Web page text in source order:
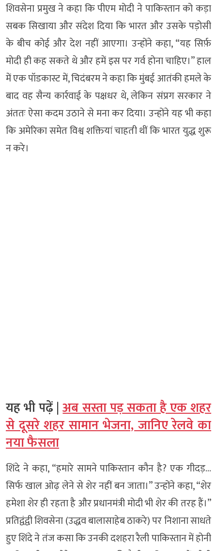
शिवसेना प्रमुख ने कहा कि पीएम मोदी ने पाकिस्तान को कड़ा
सबक सिखाया और संदेश दिया कि भारत और उसके पड़ोसी
के बीच कोई और देश नहीं आएगा। उन्होंने कहा, “यह सिर्फ़
मोदी ही कह सकते थे और हमें इस पर गर्व होना चाहिए।” हाल
में एक पॉडकास्ट में, चिदंबरम ने कहा कि मुंबई आतंकी हमले के
बाद वह सैन्य कार्रवाई के पक्षधर थे, लेकिन संप्रग सरकार ने
अंततः ऐसा कदम उठाने से मना कर दिया। उन्होंने यह भी कहा
कि अमेरिका समेत विश्व शक्तियां चाहती थीं कि भारत युद्ध शुरू
न करे।
यह भी पढ़ें |अब सस्ता पड़ सकता है एक शहर
से दूसरे शहर सामान भेजना, जानिए रेलवे का
नया फैसला
शिंदे ने कहा, “हमारे सामने पाकिस्तान कौन है? एक गीदड़…
सिर्फ खाल ओढ़ लेने से शेर नहीं बन जाता।” उन्होंने कहा, “शेर
हमेशा शेर ही रहता है और प्रधानमंत्री मोदी भी शेर की तरह हैं।”
प्रतिद्वंद्वी शिवसेना (उद्धव बालासाहेब ठाकरे) पर निशाना साधते
हुए शिंदे ने तंज कसा कि उनकी दशहरा रैली पाकिस्तान में होनी